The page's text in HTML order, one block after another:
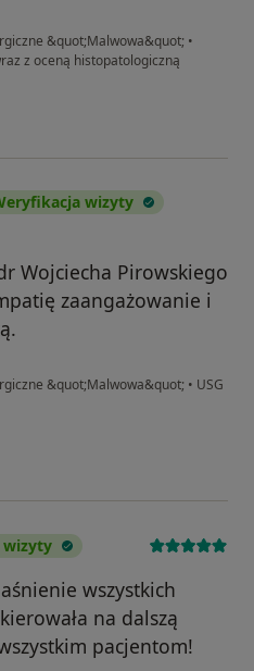
&quot;Malwowa&quot; •
z oceną histopatologiczną
wizyty
Wojciecha Pirowskiego
zaangażowanie i
&quot;Malwowa&quot; • USG
wizyty
wszystkich
na dalszą
pacjentom!